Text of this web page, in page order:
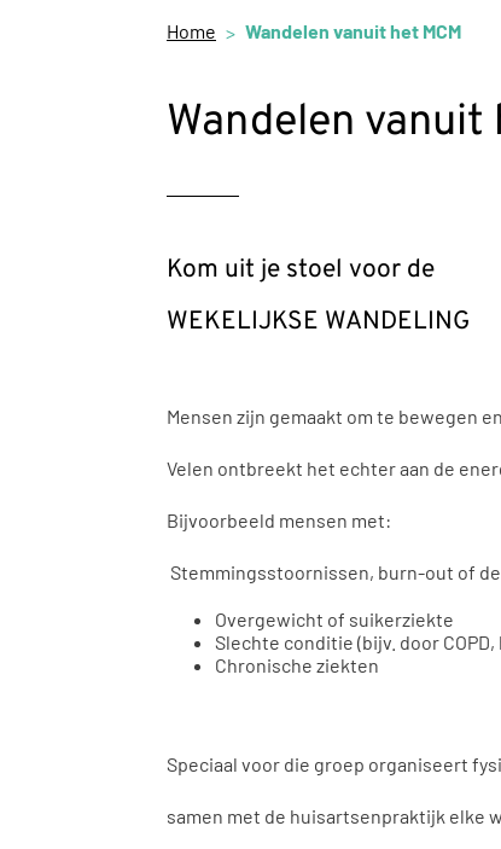
Home Wandelen vanuit het MCM
Wandelen vanuit
Kom uit je stoel voor de
WEKELIJKSE WANDELING
Mensen zijn gemaakt om te bewegen
Velen ontbreekt het echter aan de
Bijvoorbeeld mensen met:
Stemmingsstoornissen, burn-out of
Overgewicht of suikerziekte
Slechte conditie (bijv. door
Chronische ziekten
Speciaal voor die groep organiseert
samen met de huisartsenpraktijk elke